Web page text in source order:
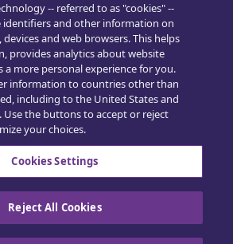
-- referred to as "cookies" --
identifiers and other information on
and web browsers. This helps
provides analytics about website
a more personal experience for you.
information to countries other than
including to the United States and
Use the buttons to accept or reject
your choices.
Cookies Settings
Reject All Cookies